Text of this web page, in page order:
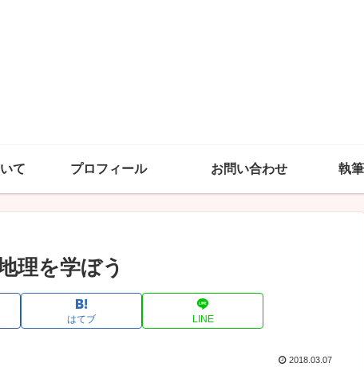
て プロフィール お問い合わせ 執
理を学ぼう
はてブ LINE
2018.03.07